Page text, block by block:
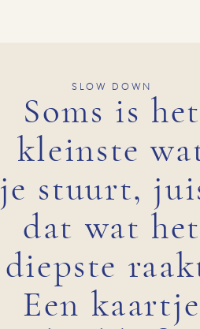
SLOW DOWN
Soms is het
kleinste
je stuurt,
dat wat het
diepste
Een kaartje